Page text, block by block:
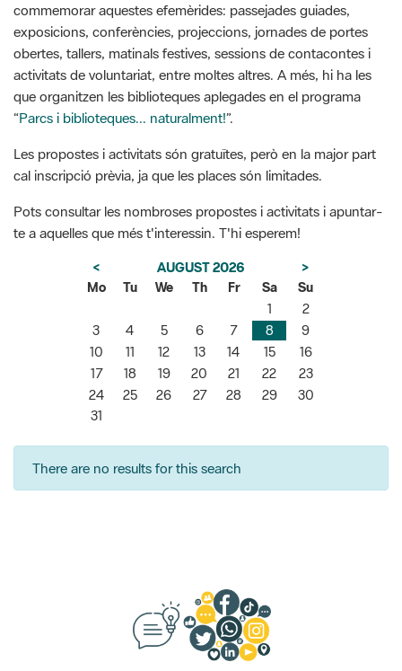
commemorar aquestes efemèrides: passejades guiades,
exposicions, conferències, projeccions, jornades de portes
obertes, tallers, matinals festives, sessions de contacontes i
activitats de voluntariat, entre moltes altres. A més, hi ha les
que organitzen les biblioteques aplegades en el programa
“Parcs i biblioteques... naturalment!”.
Les propostes i activitats són gratuïtes, però en la major part
cal inscripció prèvia, ja que les places són limitades.
Pots consultar les nombroses propostes i activitats i apuntar-
te a aquelles que més t'interessin. T'hi esperem!
< AUGUST 2026
>
Mo
Tu We Th Fr Sa
Su
1
2
3
4 5 6 7 8
9
10
11 12 13 14 15
16
17
18 19 20 21 22
23
24
25 26 27 28 29
30
31
There are no results for this search